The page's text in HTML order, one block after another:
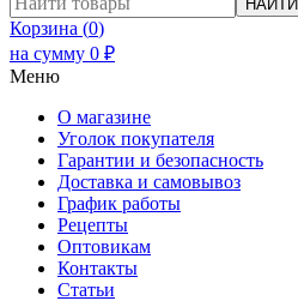
НАЙТИ
Корзина (0)
на сумму 0 ₽
Меню
О магазине
Уголок покупателя
Гарантии и безопасность
Доставка и самовывоз
График работы
Рецепты
Оптовикам
Контакты
Статьи